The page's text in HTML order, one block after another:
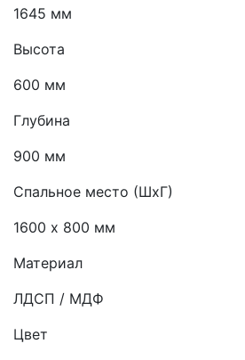
1645 мм
Высота
600 мм
Глубина
900 мм
Спальное место (ШхГ)
1600 х 800 мм
Материал
ЛДСП / МДФ
Цвет